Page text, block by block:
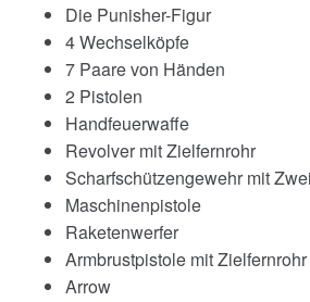
Die Punisher-Figur
4 Wechselköpfe
7 Paare von Händen
2 Pistolen
Handfeuerwaffe
Revolver mit Zielfernrohr
Scharfschützengewehr mit
Maschinenpistole
Raketenwerfer
Armbrustpistole mit Zielfernrohr
Arrow